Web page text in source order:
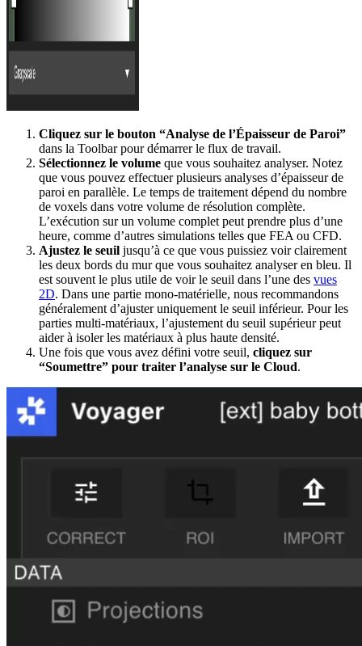
Cliquez sur le bouton “Analyse de l’Épaisseur de Paroi”
dans la Toolbar pour démarrer le flux de travail.
Sélectionnez le volume que vous souhaitez analyser. Notez
que vous pouvez effectuer plusieurs analyses d’épaisseur de
paroi en parallèle. Le temps de traitement dépend du nombre
de voxels dans votre volume de résolution complète.
L’exécution sur un volume complet peut prendre plus d’une
heure, comme d’autres simulations telles que FEA ou CFD.
Ajustez le seuil jusqu’à ce que vous puissiez voir clairement
les deux bords du mur que vous souhaitez analyser en bleu. Il
est souvent le plus utile de voir le seuil dans l’une des vues
2D. Dans une partie mono-matérielle, nous recommandons
généralement d’ajuster uniquement le seuil inférieur. Pour les
parties multi-matériaux, l’ajustement du seuil supérieur peut
aider à isoler les matériaux à plus haute densité.
Une fois que vous avez défini votre seuil, cliquez sur
“Soumettre” pour traiter l’analyse sur le Cloud.